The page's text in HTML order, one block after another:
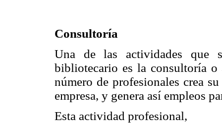
Consultoría
Una de las actividades que
bibliotecario es la consultoría o
número de profesionales crea
empresa, y genera así empleos
Esta actividad profesional,